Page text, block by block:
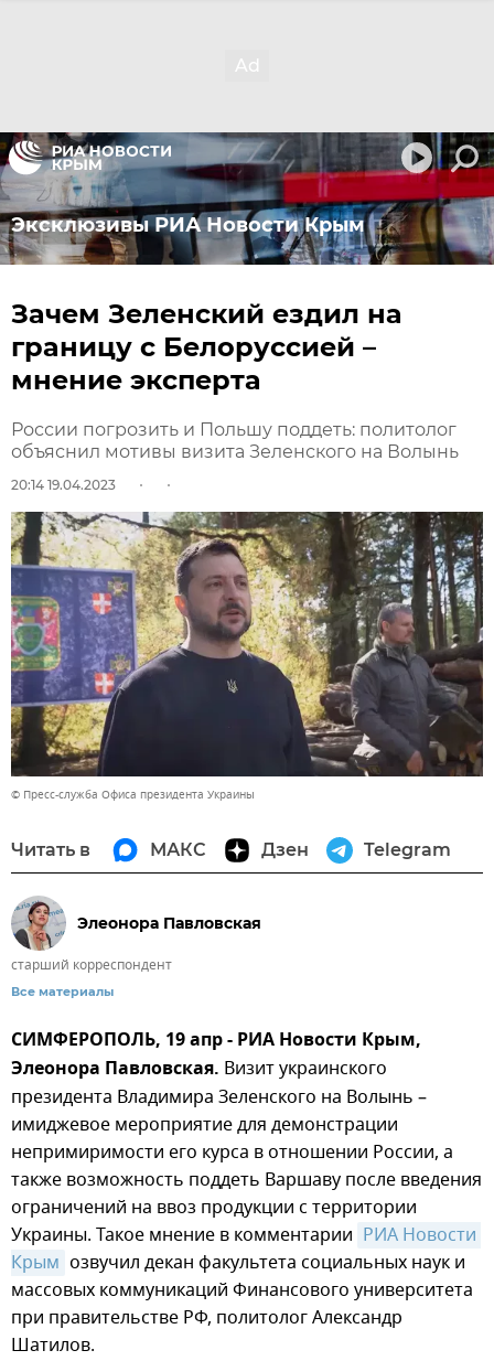
Эксклюзивы РИА Новости Крым
Зачем Зеленский ездил на
границу с Белоруссией –
мнение эксперта
России погрозить и Польшу поддеть: политолог
объяснил мотивы визита Зеленского на Волынь
20:14 19.04.2023
© Пресс-служба Офиса президента Украины
Читать в МАКС Дзен Telegram
Элеонора Павловская
старший корреспондент
Все материалы
СИМФЕРОПОЛЬ, 19 апр - РИА Новости Крым,
Элеонора Павловская. Визит украинского
президента Владимира Зеленского на Волынь –
имиджевое мероприятие для демонстрации
непримиримости его курса в отношении России, а
также возможность поддеть Варшаву после введения
ограничений на ввоз продукции с территории
Украины. Такое мнение в комментарии РИА Новости
Крым озвучил декан факультета социальных наук и
массовых коммуникаций Финансового университета
при правительстве РФ, политолог Александр
Шатилов.